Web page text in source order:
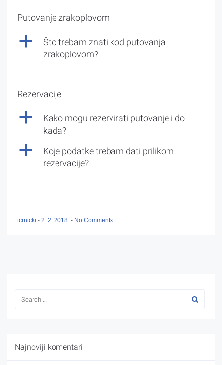
Putovanje zrakoplovom
a
Što trebam znati kod putovanja
zrakoplovom?
Rezervacije
a
Kako mogu rezervirati putovanje i do
kada?
a
Koje podatke trebam dati prilikom
rezervacije?
tcrnicki - 2. 2. 2018. - No Comments
Najnoviji komentari